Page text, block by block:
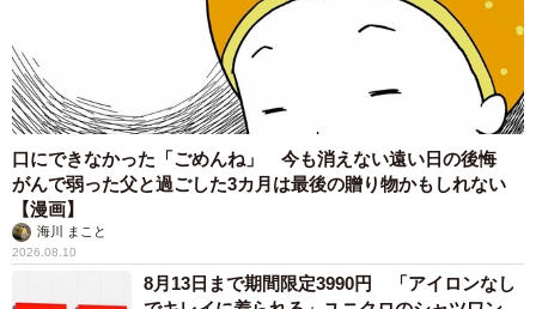
口にできなかった「ごめんね」 今も消えない遠い日の後悔
がんで弱った父と過ごした3カ月は最後の贈り物かもしれない
【漫画】
海川 まこと
2026.08.10
8月13日まで期間限定3990円 「アイロンなし